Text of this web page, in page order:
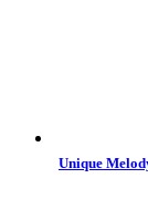
Unique